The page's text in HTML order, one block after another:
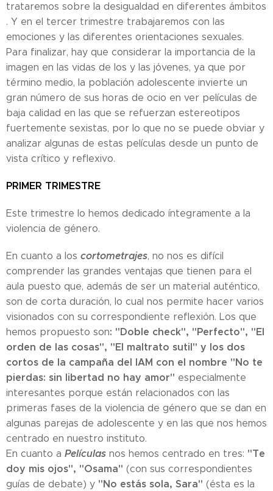
trataremos sobre la desigualdad en diferentes ámbitos
. Y en el tercer trimestre trabajaremos con las
emociones y las diferentes orientaciones sexuales.
Para finalizar, hay que considerar la importancia de la
imagen en las vidas de los y las jóvenes, ya que por
término medio, la población adolescente invierte un
gran número de sus horas de ocio en ver películas de
baja calidad en las que se refuerzan estereotipos
fuertemente sexistas, por lo que no se puede obviar y
analizar algunas de estas películas desde un punto de
vista crítico y reflexivo.
PRIMER TRIMESTRE
Este trimestre lo hemos dedicado íntegramente a la
violencia de género.
En cuanto a los cortometrajes, no nos es difícil
comprender las grandes ventajas que tienen para el
aula puesto que, además de ser un material auténtico,
son de corta duración, lo cual nos permite hacer varios
visionados con su correspondiente reflexión. Los que
hemos propuesto son: "Doble check", "Perfecto", "El
orden de las cosas", "El maltrato sutil" y los dos
cortos de la campaña del IAM con el nombre "No te
pierdas: sin libertad no hay amor" especialmente
interesantes porque están relacionados con las
primeras fases de la violencia de género que se dan en
algunas parejas de adolescente y en las que nos hemos
centrado en nuestro instituto.
En cuanto a Películas nos hemos centrado en tres: "Te
doy mis ojos", "Osama" (con sus correspondientes
guías de debate) y "No estás sola, Sara" (ésta es la